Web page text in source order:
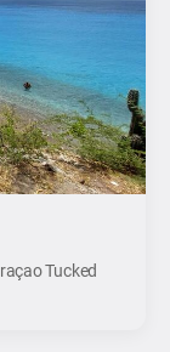
Tucked